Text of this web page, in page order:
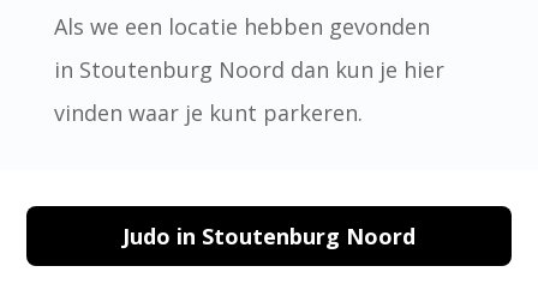
Als we een locatie hebben gevonden
in Stoutenburg Noord dan kun je hier
vinden waar je kunt parkeren.
Judo in Stoutenburg Noord